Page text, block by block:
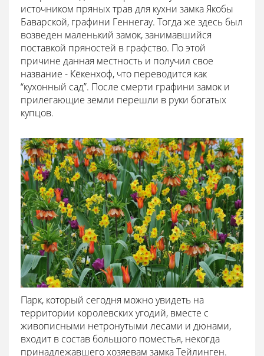
источником пряных трав для кухни замка Якобы
Баварской, графини Геннегау. Тогда же здесь был
возведен маленький замок, занимавшийся
поставкой пряностей в графство. По этой
причине данная местность и получил свое
название - Кёкенхоф, что переводится как
“кухонный сад”. После смерти графини замок и
прилегающие земли перешли в руки богатых
купцов.
Парк, который сегодня можно увидеть на
территории королевских угодий, вместе с
живописными нетронутыми лесами и дюнами,
входит в состав большого поместья, некогда
принадлежавшего хозяевам замка Тейлинген.